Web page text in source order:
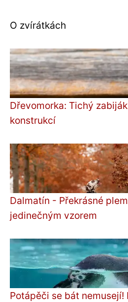
O zvírátkách
Dřevomorka: Tichý
konstrukcí
Dalmatín - Překrásné
jedinečným vzorem
Potápěči se bát nemusejí!